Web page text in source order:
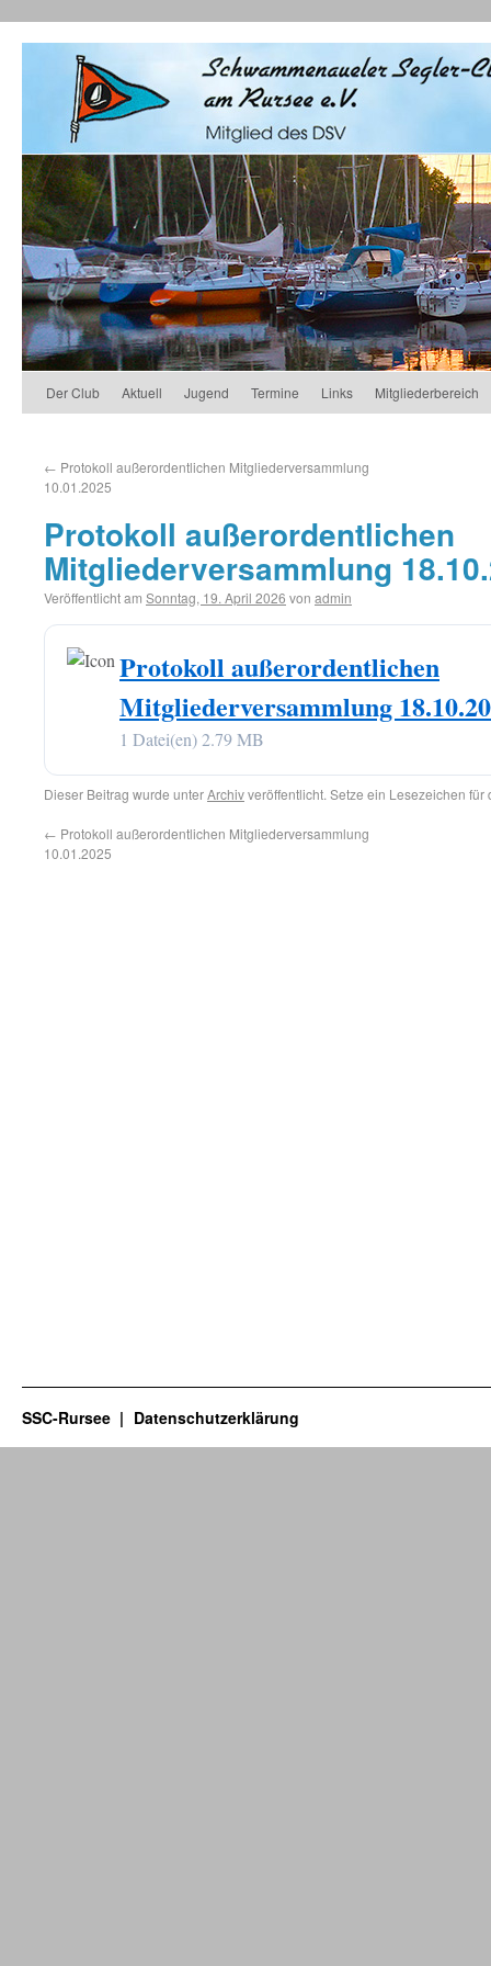
Der Club Aktuell Jugend Termine Links Mitgliederbereich
← Protokoll außerordentlichen Mitgliederversammlung
10.01.2025
Protokoll außerordentlichen
Mitgliederversammlung
Veröffentlicht am Sonntag, 19. April 2026 von admin
Protokoll außerordentlichen
Mitgliederversammlung
1 Datei(en)2.79 MB
Dieser Beitrag wurde unterArchivveröffentlicht. Setze ein Lesezeichen für
← Protokoll außerordentlichen Mitgliederversammlung
10.01.2025
SSC-Rursee Datenschutzerklärung